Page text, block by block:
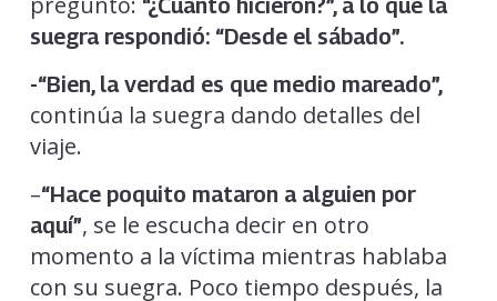
suegra respondió: “Desde el sábado”.
-“Bien, la verdad es que medio mareado”,
continúa la suegra dando detalles del
viaje.
–“Hace poquito mataron a alguien por
aquí”, se le escucha decir en otro
momento a la víctima mientras hablaba
con su suegra. Poco tiempo después, la